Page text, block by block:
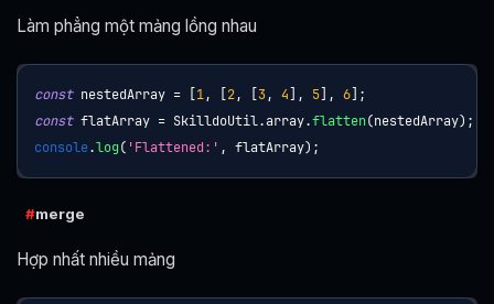
Làm phẳng một mảng lồng nhau
const nestedArray = 1, 2, 3 , 4 , 5 , 6 ;
const flatArray = SkilldoUtil.array.flatten(nestedArray) ;
console.log( 'Flattened:' , flatArray) ;
merge
Hợp nhất nhiều mảng